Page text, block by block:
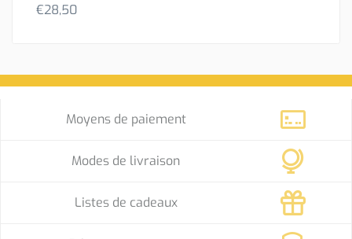
€28,50
Moyens de paiement
Modes de livraison
Listes de cadeaux